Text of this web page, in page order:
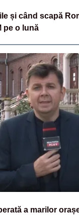
și când scapă
pe o lună
a marilor